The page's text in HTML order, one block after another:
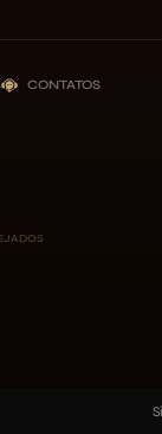
CONTATOS